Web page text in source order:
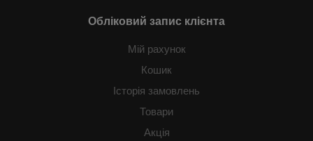
Обліковий запис клієнта
Мій рахунок
Кошик
Історія замовлень
Товари
Акція